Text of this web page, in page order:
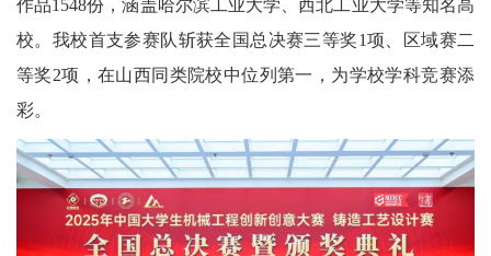
作品1548份，涵盖哈尔滨工业大学、西北工业大学等知名高
校。我校首支参赛队斩获全国总决赛三等奖1项、区域赛二
等奖2项，在山西同类院校中位列第一，为学校学科竞赛添
彩。